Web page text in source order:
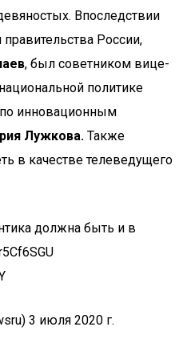
Впоследствии
России,
, был советником вице-
политике
инновационным
Лужкова. Также
в качестве телеведущего
должна быть и в
3 июля 2020 г.